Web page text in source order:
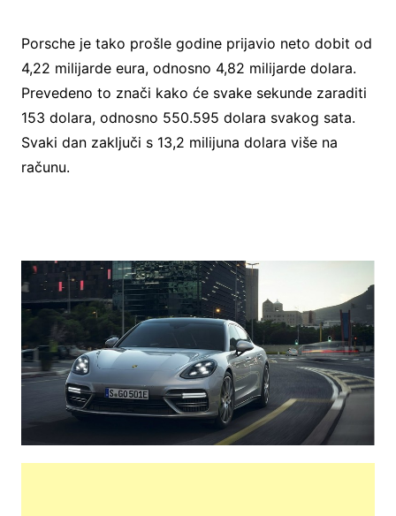
Porsche je tako prošle godine prijavio neto dobit od
4,22 milijarde eura, odnosno 4,82 milijarde dolara.
Prevedeno to znači kako će svake sekunde zaraditi
153 dolara, odnosno 550.595 dolara svakog sata.
Svaki dan zaključi s 13,2 milijuna dolara više na
računu.